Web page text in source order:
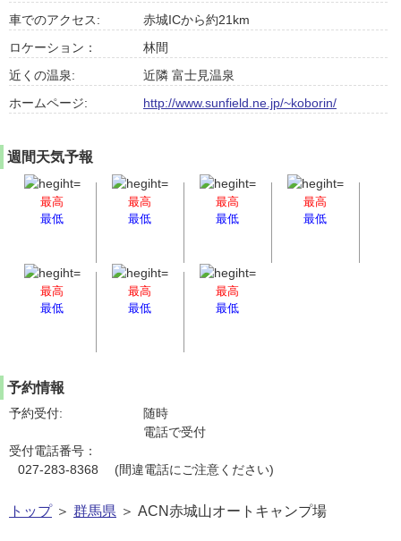
車でのアクセス:
赤城ICから約21km
ロケーション：
林間
近くの温泉:
近隣 富士見温泉
ホームページ:
http://www.sunfield.ne.jp/~koborin/
週間天気予報
最高
最低
最高
最低
最高
最低
最高
最低
最高
最低
最高
最低
最高
最低
予約情報
予約受付:
随時
電話で受付
受付電話番号：
027-283-8368 (間違電話にご注意ください)
トップ＞ 群馬県 ＞ ACN赤城山オートキャンプ場